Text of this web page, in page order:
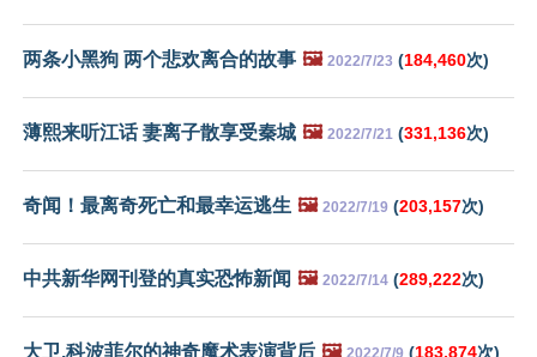
两条小黑狗 两个悲欢离合的故事 🖼️ 2022/7/23 (184,460次)
薄熙来听江话 妻离子散享受秦城 🖼️ 2022/7/21 (331,136次)
奇闻！最离奇死亡和最幸运逃生 🖼️ 2022/7/19 (203,157次)
中共新华网刊登的真实恐怖新闻 🖼️ 2022/7/14 (289,222次)
大卫.科波菲尔的神奇魔术表演背后 🖼️ 2022/7/9 (183,874次)